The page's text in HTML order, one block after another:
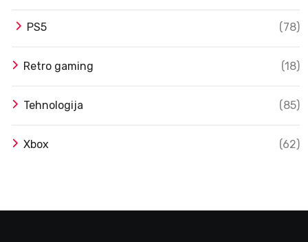
PS5 (78)
Retro gaming (18)
Tehnologija (85)
Xbox (62)